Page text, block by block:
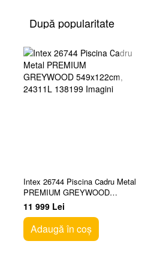
După popularitate
Intex 26744 Piscina Сadru Metal
PREMIUM GREYWOOD
549x122cm, 24311L
11 999 Lei
Adaugă în coș